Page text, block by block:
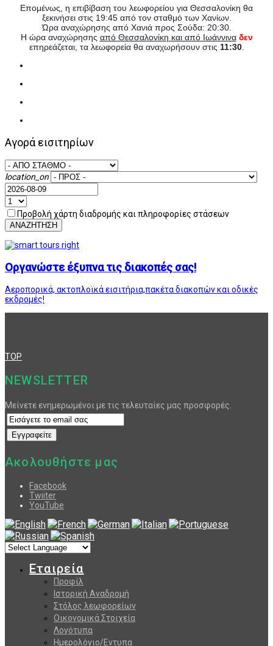
Επομένως, η επιβίβαση του λεωφορείου για Θεσσαλονίκη θα
ξεκινήσει στις 19:45 από τον σταθμό των Χανίων.
Ώρα αναχώρησης από Χανιά προς Σούδα: 20:30.
Η ώρα αναχώρησης από Θεσσαλονίκη και από Ιωάννινα δεν
επηρεάζεται, τα λεωφορεία θα αναχωρήσουν στις 11:30.
Αγορά εισιτηρίων
location_on
Προβολή χάρτη διαδρομής και πληροφορίες στάσεων
ΑΝΑΖΗΤΗΣΗ
Οργανώστε έξυπνα τις διακοπές σας!
Αεροπορικά, ακτοπλοϊκά εισιτήρια,πακέτα διακοπών και οδικές
εκδρομές!
TOP
NEWSLETTER
Μείνετε ενημερωμένοι με τις τελευταίες μας προσφορές.
Ακολουθήστε μας
Facebook
Twiiter
YouTube
Εταιρεία
Προφίλ
Ιστορική Αναδρομή
Στόλος λεωφορείων
Οικονομικά Στοιχεία
Λογότυπα
Ημερολόγιο/Εντυπα